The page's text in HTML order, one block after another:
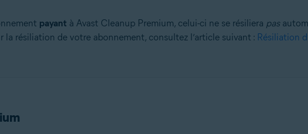
Premium/Professionnel/Entreprise/Édition Intégrale - Service Pack 1 (32/64
payant à Avast Cleanup Premium, celui-ci ne se résiliera pas
la résiliation de votre abonnement, consultez l’article suivant : Résiliation